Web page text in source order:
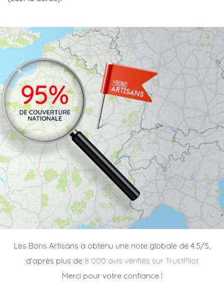
Les Bons Artisans a obtenu une note globale de 4.5/5,
d’après plus de 8 000 avis vérifiés sur TrustPilot
Merci pour votre confiance !